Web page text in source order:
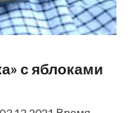
с яблоками